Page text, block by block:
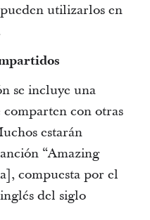
utilizarlos en
se incluye una
comparten con otras
estarán
“Amazing
compuesta por el
del siglo